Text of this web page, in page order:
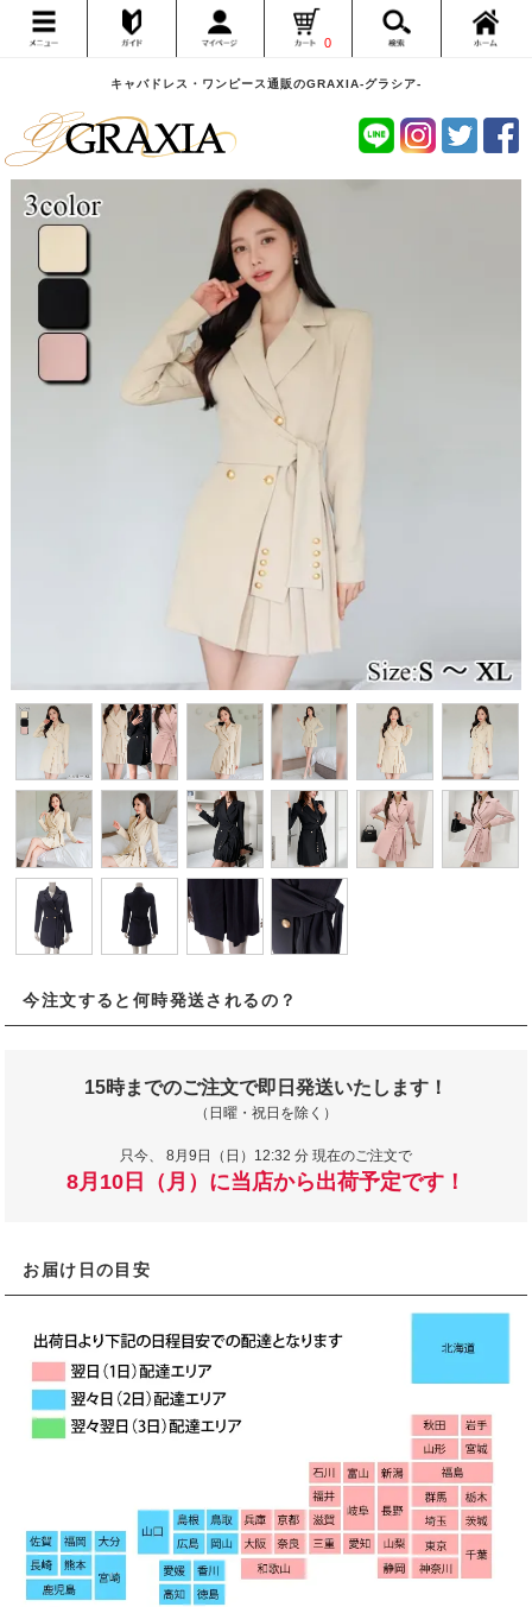
キャバドレス・ワンピース通販のGRAXIA-グラシア-
0
今注文すると何時発送されるの？
15時までのご注文で即日発送いたします！
（日曜・祝日を除く）
只今、 8月9日（日）12:32 分 現在のご注文で
8月10日（月）に当店から出荷予定です！
お届け日の目安